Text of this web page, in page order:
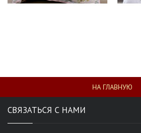
НА ГЛАВНУЮ
СВЯЗАТЬСЯ С НАМИ